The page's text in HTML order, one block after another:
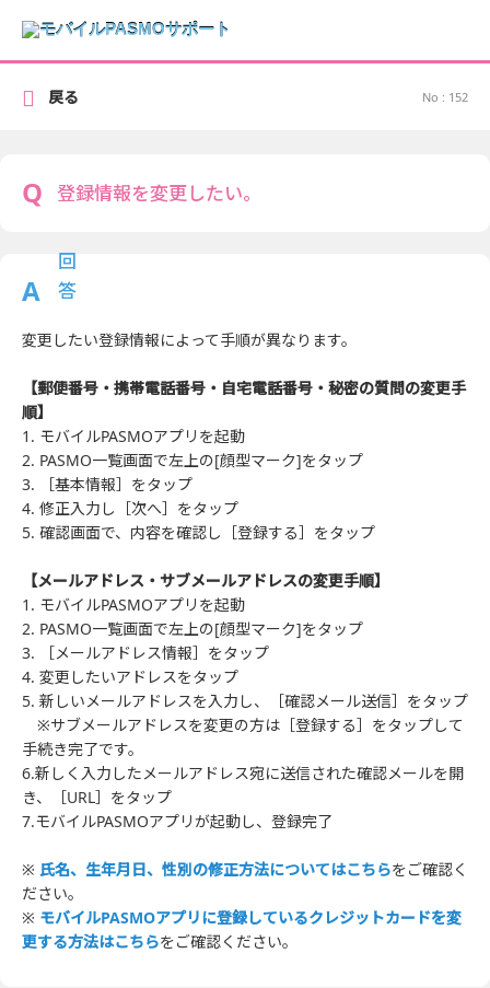
No : 152
登録情報を変更したい。
変更したい登録情報によって手順が異なります。
【郵便番号・携帯電話番号・自宅電話番号・秘密の質問の変更手
順】
1. モバイルPASMOアプリを起動
2. PASMO一覧画面で左上の[顔型マーク]をタップ
3. ［基本情報］をタップ
4. 修正入力し［次へ］をタップ
5. 確認画面で、内容を確認し［登録する］をタップ
【メールアドレス・サブメールアドレスの変更手順】
1. モバイルPASMOアプリを起動
2. PASMO一覧画面で左上の[顔型マーク]をタップ
3. ［メールアドレス情報］をタップ
4. 変更したいアドレスをタップ
5. 新しいメールアドレスを入力し、［確認メール送信］をタップ
※サブメールアドレスを変更の方は［登録する］をタップして
手続き完了です。
6.新しく入力したメールアドレス宛に送信された確認メールを開
き、［URL］をタップ
7.モバイルPASMOアプリが起動し、登録完了
※ 氏名、生年月日、性別の修正方法についてはこちらをご確認く
ださい。
※ モバイルPASMOアプリに登録しているクレジットカードを変
更する方法はこちらをご確認ください。
戻る